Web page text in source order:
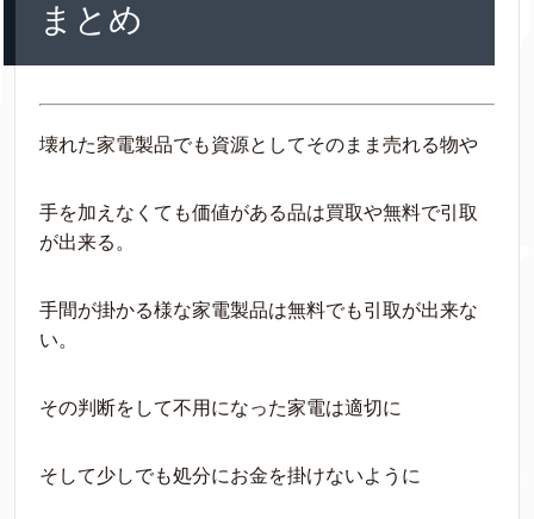
まとめ
壊れた家電製品でも資源としてそのまま売れる物や
手を加えなくても価値がある品は買取や無料で引取
が出来る。
手間が掛かる様な家電製品は無料でも引取が出来な
い。
その判断をして不用になった家電は適切に
そして少しでも処分にお金を掛けないように